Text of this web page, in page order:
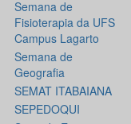
Semana de
Fisioterapia da UFS
Campus Lagarto
Semana de
Geografia
SEMAT ITABAIANA
SEPEDOQUI